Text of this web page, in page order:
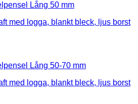
Lång 50 mm
Lång 50-70 mm